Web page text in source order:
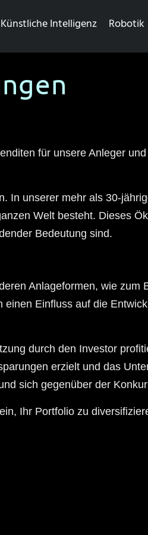
Künstliche Intelligenz Robotik
für unsere Anleger
In unserer mehr als 30-
Welt besteht. Dieses
Bedeutung sind.
Anlageformen, wie zum
Einfluss auf die
durch den Investor
erzielt und das
sich gegenüber der
Ihr Portfolio zu